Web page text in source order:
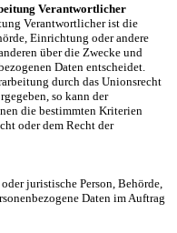
Verantwortlicher
Verantwortlicher ist die
Einrichtung oder andere
über die Zwecke und
Daten entscheidet.
durch das Unionsrecht
so kann der
die bestimmten Kriterien
oder dem Recht der
juristische Person, Behörde,
Daten im Auftrag